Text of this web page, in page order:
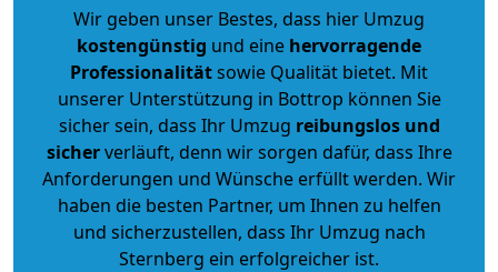
Wir geben unser Bestes, dass hier Umzug
kostengünstig und eine hervorragende
Professionalitätsowie Qualität bietet. Mit
unserer Unterstützung in Bottrop können Sie
sicher sein, dass Ihr Umzug reibungslos und
sicherverläuft, denn wir sorgen dafür, dass Ihre
Anforderungen und Wünsche erfüllt werden. Wir
haben die besten Partner, um Ihnen zu helfen
und sicherzustellen, dass Ihr Umzug nach
Sternberg ein erfolgreicher ist.